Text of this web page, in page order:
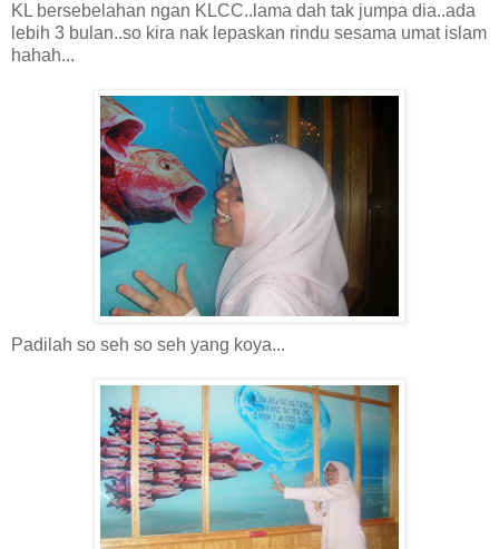
KL bersebelahan ngan KLCC..lama dah tak jumpa dia..ada
lebih 3 bulan..so kira nak lepaskan rindu sesama umat islam
hahah...
Padilah so seh so seh yang koya...